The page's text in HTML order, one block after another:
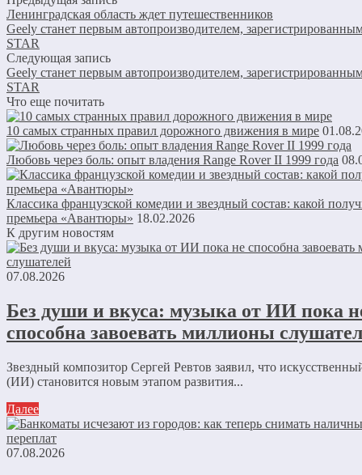
Ленинградская область ждет путешественников
Geely станет первым автопроизводителем,
STAR
Следующая запись
Geely станет первым автопроизводителем,
STAR
Что еще почитать
10 самых странных правил дорожного движения в мире
Любовь через боль: опыт владения Range Rover II 1999 года
Классика французской комедии и звездный состав: какой
премьера «Авантюры» 18.02.2026
К другим новостям
07.08.2026
Без души и вкуса: музыка от ИИ пока
способна завоевать миллионы
Звездный композитор Сергей Ревтов заявил, что
(ИИ) становится новым этапом развития...
Далее
07.08.2026